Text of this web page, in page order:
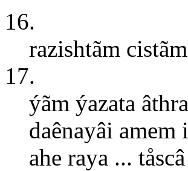
16.
razishtãm
17.
ýãm ýazata
daênayâi amem
ahe raya ...